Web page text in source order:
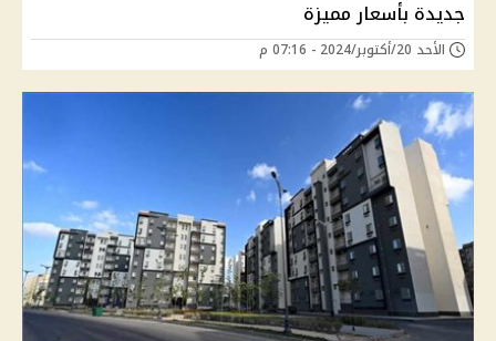
جديدة بأسعار مميزة
الأحد 20/أكتوبر/2024 - 07:16 م